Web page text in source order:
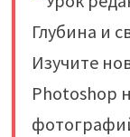
Изучите
Photoshop